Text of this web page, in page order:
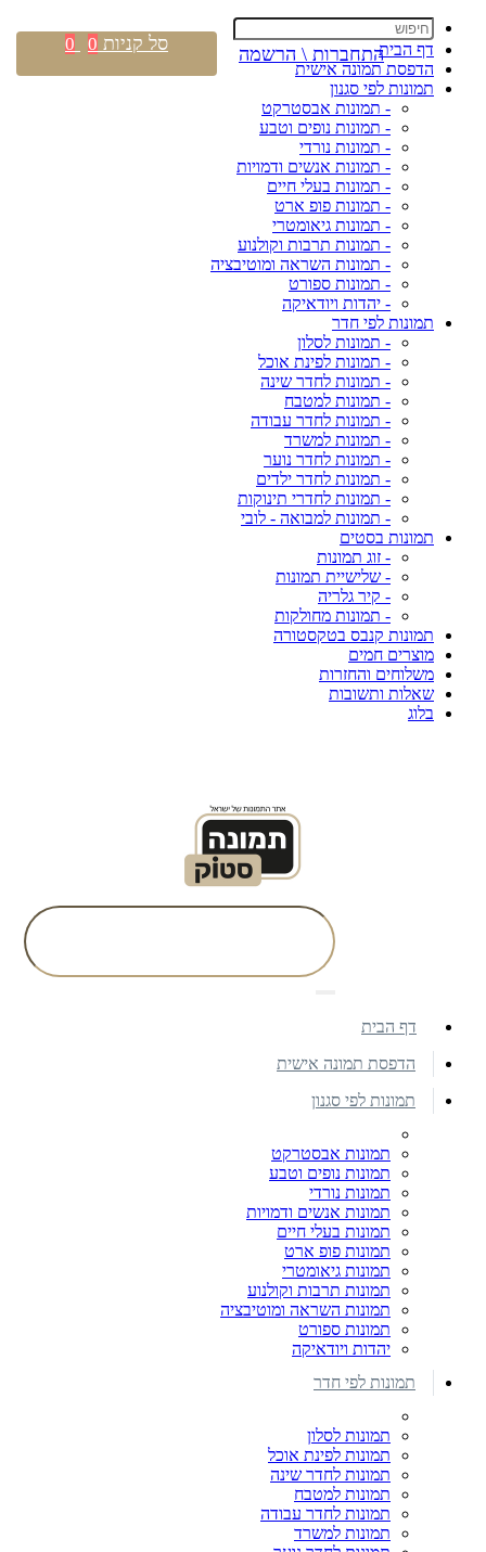
דף הבית
הדפסת תמונה אישית
תמונות לפי סגנון
- תמונות אבסטרקט
- תמונות נופים וטבע
- תמונות נורדי
- תמונות אנשים ודמויות
- תמונות בעלי חיים
- תמונות פופ ארט
- תמונות גיאומטרי
- תמונות תרבות וקולנוע
- תמונות השראה ומוטיבציה
- תמונות ספורט
- יהדות ויודאיקה
תמונות לפי חדר
- תמונות לסלון
- תמונות לפינת אוכל
- תמונות לחדר שינה
- תמונות למטבח
- תמונות לחדר עבודה
- תמונות למשרד
- תמונות לחדר נוער
- תמונות לחדר ילדים
- תמונות לחדרי תינוקות
- תמונות למבואה - לובי
תמונות בסטים
- זוג תמונות
- שלישיית תמונות
- קיר גלריה
- תמונות מחולקות
תמונות קנבס בטקסטורה
מוצרים חמים
משלוחים והחזרות
שאלות ותשובות
בלוג
התחברות \ הרשמה סל קניות 0
0
דף הבית
הדפסת תמונה אישית
תמונות לפי סגנון
תמונות אבסטרקט
תמונות נופים וטבע
תמונות נורדי
תמונות אנשים ודמויות
תמונות בעלי חיים
תמונות פופ ארט
תמונות גיאומטרי
תמונות תרבות וקולנוע
תמונות השראה ומוטיבציה
תמונות ספורט
יהדות ויודאיקה
תמונות לפי חדר
תמונות לסלון
תמונות לפינת אוכל
תמונות לחדר שינה
תמונות למטבח
תמונות לחדר עבודה
תמונות למשרד